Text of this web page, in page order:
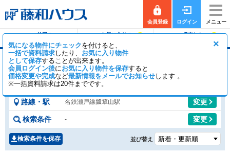
会員登録 ログイン メニュー
前回の
お気に入りの
保存した
×
気になる物件にチェックを付けると、
一括で資料請求したり、 お気に入り物件
として保存することが出来ます。
会員ログイン後にお気に入り物件を保存すると
価格変更や完成など最新情報をメールでお知らせします 。
※一括資料請求は20件までです。
瓢箪山駅の土地
【全9区画】 一般公開6区画 会員公開3区画
路線・駅 名鉄瀬戸線瓢箪山駅 変更
検索条件 - 変更
検索条件を保存 並び替え